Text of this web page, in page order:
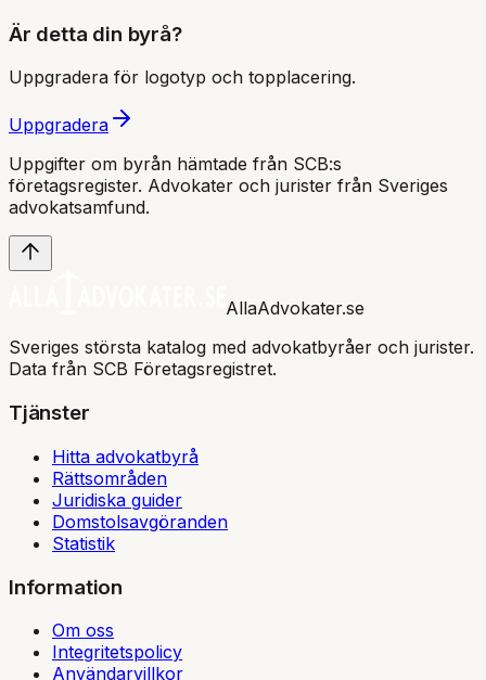
Är detta din byrå?
Uppgradera för logotyp och topplacering.
Uppgradera
Uppgifter om byrån hämtade från SCB:s
företagsregister. Advokater och jurister från Sveriges
advokatsamfund.
AllaAdvokater.se
Sveriges största katalog med advokatbyråer och jurister.
Data från SCB Företagsregistret.
Tjänster
Hitta advokatbyrå
Rättsområden
Juridiska guider
Domstolsavgöranden
Statistik
Information
Om oss
Integritetspolicy
Användarvillkor